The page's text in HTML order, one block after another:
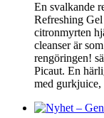
En svalkande
Refreshing
citronmyrten
cleanser är
rengöringen!
Picaut. En
med